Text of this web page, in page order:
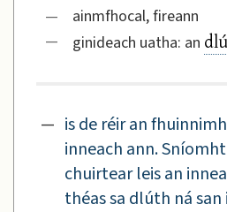
—
ainmfhocal, fireann
—
ginideach uatha: an
— is de réir an
inneach ann.
chuirtear leis an
théas sa dlúth ná